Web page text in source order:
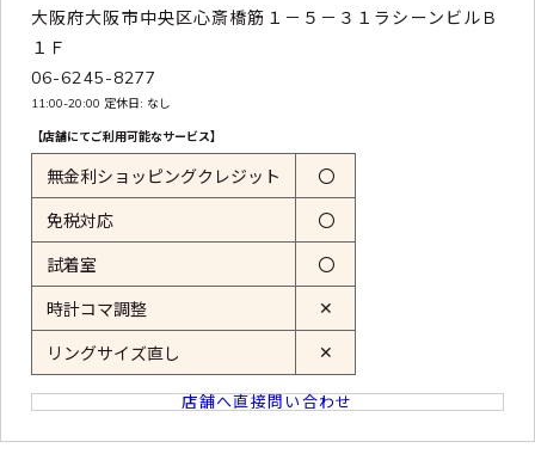
大阪府大阪市中央区心斎橋筋１－５－３１ラシーンビルＢ
１Ｆ
06-6245-8277
11:00-20:00 定休日: なし
【店舗にてご利用可能なサービス】
無金利ショッピングクレジット 〇
免税対応 〇
試着室 〇
時計コマ調整 ✕
リングサイズ直し ✕
店舗へ直接問い合わせ